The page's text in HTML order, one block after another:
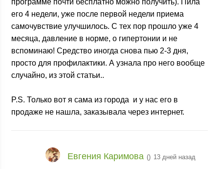
программе почти бесплатно можно получить). Пила
его 4 недели, уже после первой недели приема
самочувствие улучшилось. С тех пор прошло уже 4
месяца, давление в норме, о гипертонии и не
вспоминаю! Средство иногда снова пью 2-3 дня,
просто для профилактики. А узнала про него вообще
случайно, из этой статьи..
P.S. Только вот я сама из города и у нас его в
продаже не нашла, заказывала через интернет.
Евгения Каримова () 13 дней назад